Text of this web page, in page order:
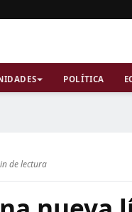
POLÍTICA
de lectura